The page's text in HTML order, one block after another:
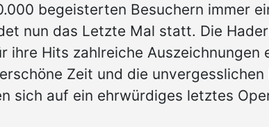
begeisterten Besuchern immer
nun das Letzte Mal statt. Die
ihre Hits zahlreiche Auszeichnungen
Zeit und die
sich auf ein ehrwürdiges letztes